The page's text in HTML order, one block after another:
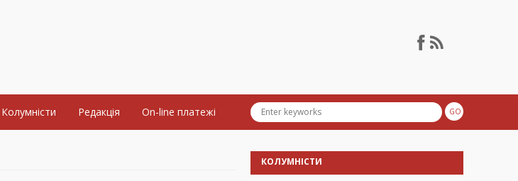
Колумністи Редакція On-line платежі
КОЛУМНІСТИ